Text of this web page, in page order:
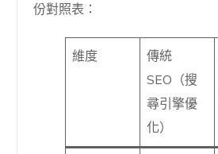
份對照表：
維度
傳統
SEO（搜
尋引擎優
化）